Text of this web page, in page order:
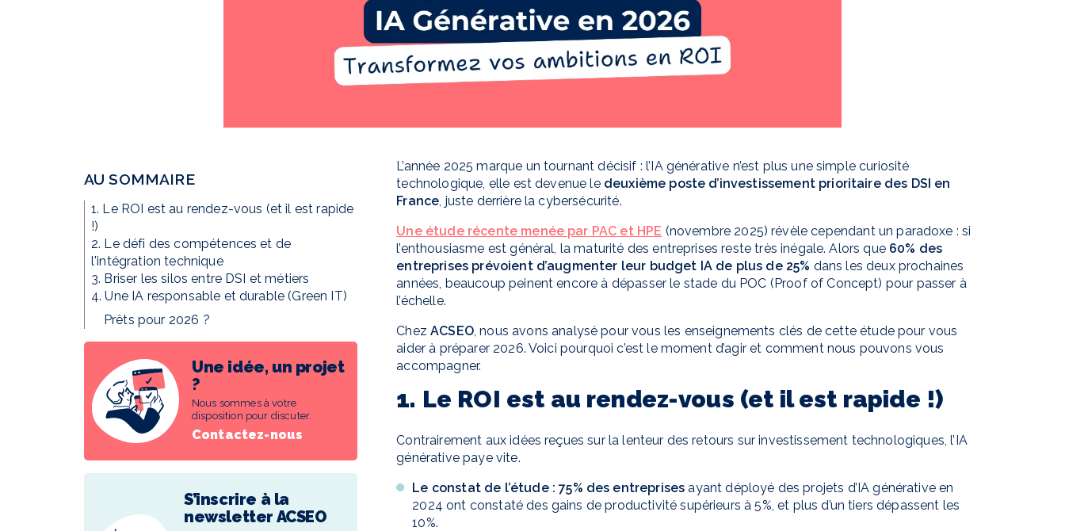
AU SOMMAIRE
1. Le ROI est au rendez-vous (et il est rapide
!)
2. Le défi des compétences et de
l'intégration technique
3. Briser les silos entre DSI et métiers
4. Une IA responsable et durable (Green IT)
Prêts pour 2026 ?
Une idée, un projet
?
Nous sommes à votre
disposition pour discuter.
Contactez-nous
S’inscrire à la
newsletter ACSEO
L’année 2025 marque un tournant décisif : l’IA générative n’est plus une simple curiosité
technologique, elle est devenue le deuxième poste d’investissement prioritaire des DSI en
France, juste derrière la cybersécurité.
Une étude récente menée par PAC et HPE (novembre 2025) révèle cependant un paradoxe : si
l’enthousiasme est général, la maturité des entreprises reste très inégale. Alors que 60% des
entreprises prévoient d’augmenter leur budget IA de plus de 25% dans les deux prochaines
années, beaucoup peinent encore à dépasser le stade du POC (Proof of Concept) pour passer à
l’échelle.
ChezACSEO, nous avons analysé pour vous les enseignements clés de cette étude pour vous
aider à préparer 2026. Voici pourquoi c’est le moment d’agir et comment nous pouvons vous
accompagner.
1. Le ROI est au rendez-vous (et il est rapide !)
Contrairement aux idées reçues sur la lenteur des retours sur investissement technologiques, l’IA
générative paye vite.
Le constat de l’étude : 75% des entreprises ayant déployé des projets d’IA générative en
2024 ont constaté des gains de productivité supérieurs à 5%, et plus d’un tiers dépassent les
10%.